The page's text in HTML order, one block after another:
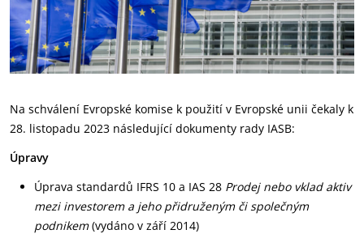
Na schválení Evropské komise k použití v Evropské unii čekaly k
28. listopadu 2023 následující dokumenty rady IASB:
Úpravy
Úprava standardů IFRS 10 a IAS 28 Prodej nebo vklad aktiv
mezi investorem a jeho přidruženým či společným
podnikem(vydáno v září 2014)